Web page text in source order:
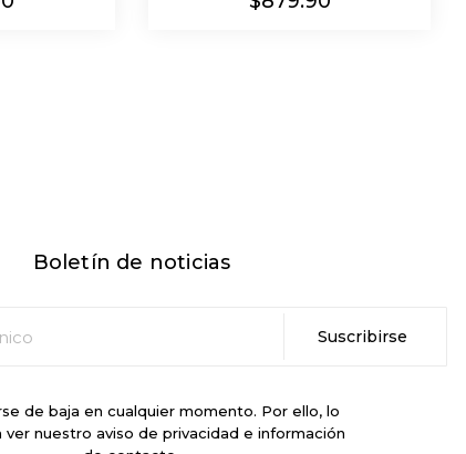
Boletín de noticias
de baja en cualquier momento. Por ello, lo
ver nuestro aviso de privacidad e información